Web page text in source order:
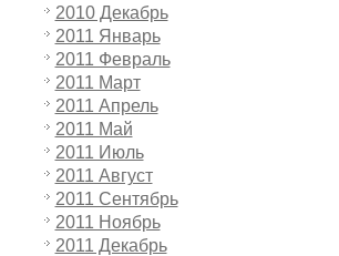
2010 Декабрь
2011 Январь
2011 Февраль
2011 Март
2011 Апрель
2011 Май
2011 Июль
2011 Август
2011 Сентябрь
2011 Ноябрь
2011 Декабрь